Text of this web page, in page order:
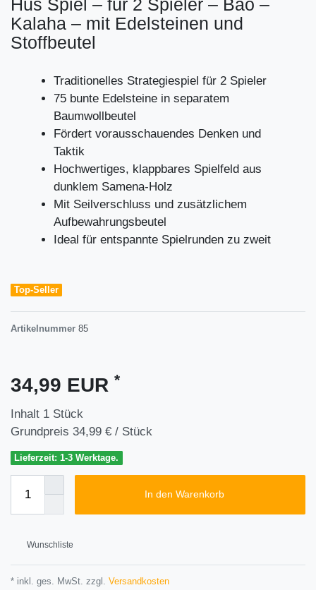
Kalaha – mit Edelsteinen und
Stoffbeutel
Traditionelles Strategiespiel für 2 Spieler
75 bunte Edelsteine in separatem
Baumwollbeutel
Fördert vorausschauendes Denken und
Taktik
Hochwertiges, klappbares Spielfeld aus
dunklem Samena-Holz
Mit Seilverschluss und zusätzlichem
Aufbewahrungsbeutel
Ideal für entspannte Spielrunden zu zweit
Top-Seller
Artikelnummer 85
34,99 EUR *
Inhalt 1 Stück
Grundpreis 34,99 € / Stück
Lieferzeit: 1-3 Werktage.
In den Warenkorb
Wunschliste
* inkl. ges. MwSt. zzgl. Versandkosten